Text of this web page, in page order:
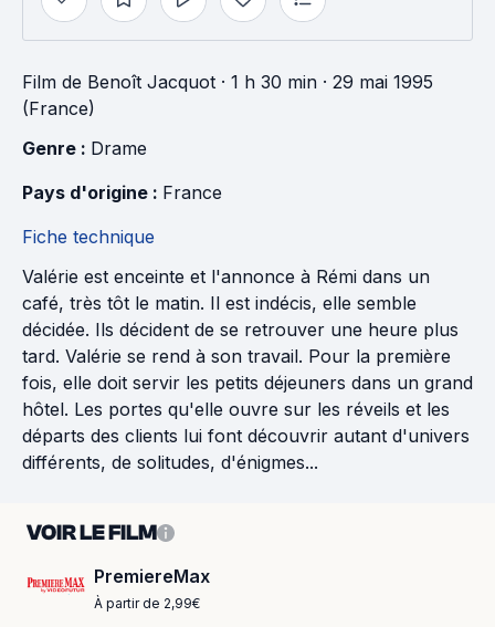
Film de Benoît Jacquot · 1 h 30 min · 29 mai 1995
(France)
Genre : Drame
Pays d'origine : France
Fiche technique
Valérie est enceinte et l'annonce à Rémi dans un
café, très tôt le matin. Il est indécis, elle semble
décidée. Ils décident de se retrouver une heure plus
tard. Valérie se rend à son travail. Pour la première
fois, elle doit servir les petits déjeuners dans un grand
hôtel. Les portes qu'elle ouvre sur les réveils et les
départs des clients lui font découvrir autant d'univers
différents, de solitudes, d'énigmes...
VOIR LE FILM
PremiereMax
À partir de 2,99€